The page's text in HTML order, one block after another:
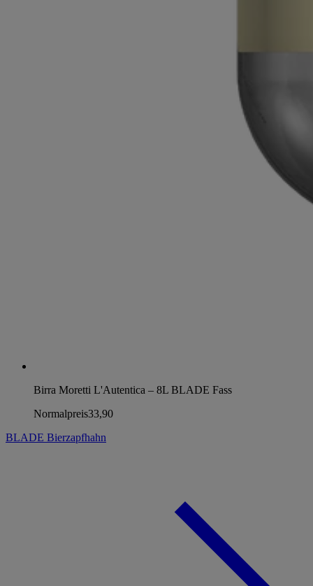
Birra Moretti L'Autentica – 8L BLADE Fass
Normalpreis33,90
BLADE Bierzapfhahn